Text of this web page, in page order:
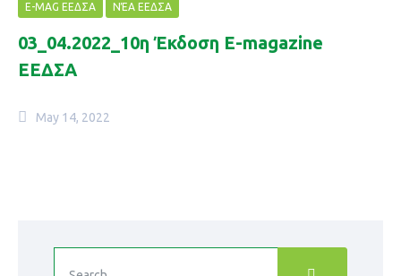
E-MAG ΕΕΔΣΑ ΝΈΑ ΕΕΔΣΑ
03_04.2022_10η Έκδοση Ε-magazine
ΕΕΔΣΑ
May 14, 2022